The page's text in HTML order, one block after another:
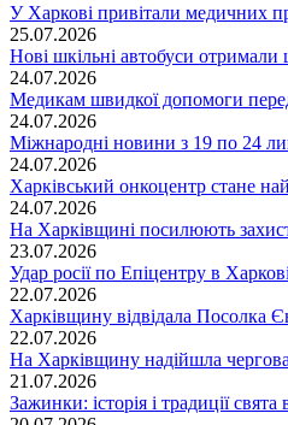
У Харкові привітали медичних
25.07.2026
Нові шкільні автобуси
24.07.2026
Медикам швидкої допомоги
24.07.2026
Міжнародні новини з 19 по 24
24.07.2026
Харківський онкоцентр стане
24.07.2026
На Харківщині посилюють
23.07.2026
Удар росії по Епіцентру в
22.07.2026
Харківщину відвідала Посолка
22.07.2026
На Харківщину надійшла
21.07.2026
Зажинки: історія і традиції